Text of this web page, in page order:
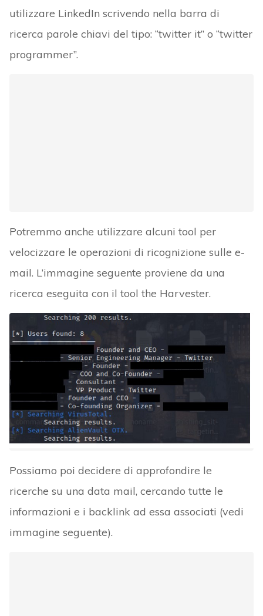
utilizzare LinkedIn scrivendo nella barra di
ricerca parole chiavi del tipo: “twitter it” o “twitter
programmer”.
Potremmo anche utilizzare alcuni tool per
velocizzare le operazioni di ricognizione sulle e-
mail. L’immagine seguente proviene da una
ricerca eseguita con il tool the Harvester.
Possiamo poi decidere di approfondire le
ricerche su una data mail, cercando tutte le
informazioni e i backlink ad essa associati (vedi
immagine seguente).